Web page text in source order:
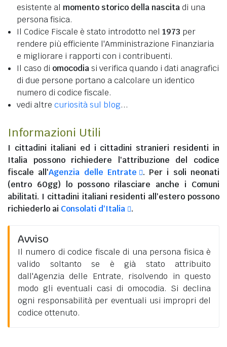
esistente al momento storico della nascitadi una
persona fisica.
Il Codice Fiscale è stato introdotto nel 1973 per
rendere più efficiente l'Amministrazione Finanziaria
e migliorare i rapporti con i contribuenti.
Il caso di omocodiasi verifica quando i dati anagrafici
di due persone portano a calcolare un identico
numero di codice fiscale.
vedi altre curiosità sul blog...
Informazioni Utili
I cittadini italiani ed i cittadini stranieri residenti in
Italia possono richiedere l'attribuzione del codice
fiscale all'Agenzia delle Entrate
. Per i soli neonati
(entro 60gg) lo possono rilasciare anche i Comuni
abilitati. I cittadini italiani residenti all'esteropossono
richiederlo ai Consolati d'Italia .
Avviso
Il numero di codice fiscale di una persona fisica è
valido soltanto se è già stato attribuito
dall'Agenzia delle Entrate, risolvendo in questo
modo gli eventuali casi di omocodia. Si declina
ogni responsabilità per eventuali usi impropri del
codice ottenuto.